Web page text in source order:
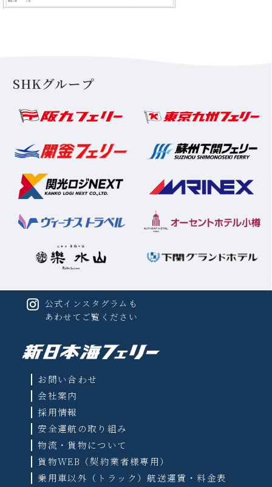
SHKグループ
お問い合わせ
会社案内
採用情報
安全運航の取り組み
物流・貨物について
貨物WEB（契約業者様専用）
乗用車以外（トラック）航送運賃・料金表
公式インスタグラムも
あわせてご覧ください